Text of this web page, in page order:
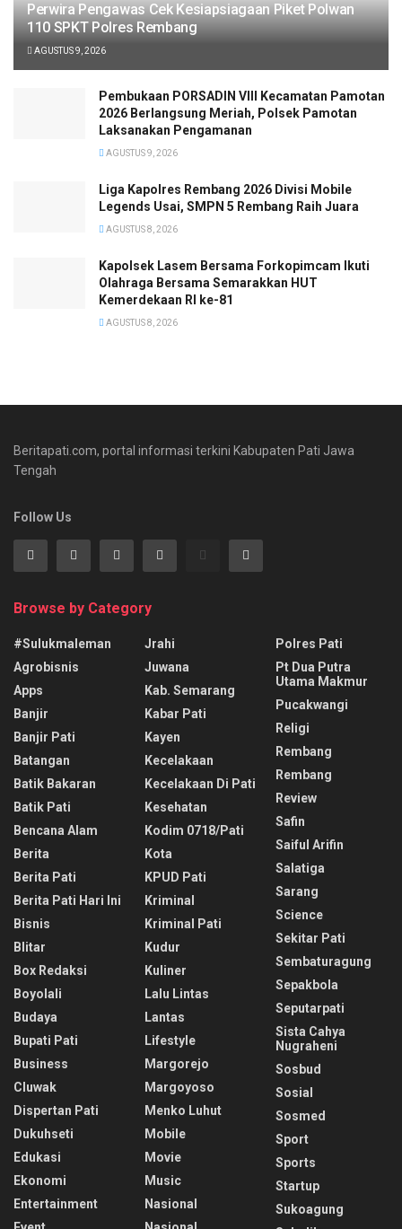
Perwira Pengawas Cek Kesiapsiagaan Piket Polwan
110 SPKT Polres Rembang
AGUSTUS 9, 2026
Pembukaan PORSADIN VIII Kecamatan Pamotan
2026 Berlangsung Meriah, Polsek Pamotan
Laksanakan Pengamanan
AGUSTUS 9, 2026
Liga Kapolres Rembang 2026 Divisi Mobile
Legends Usai, SMPN 5 Rembang Raih Juara
AGUSTUS 8, 2026
Kapolsek Lasem Bersama Forkopimcam Ikuti
Olahraga Bersama Semarakkan HUT
Kemerdekaan RI ke-81
AGUSTUS 8, 2026
Beritapati.com, portal informasi terkini Kabupaten Pati Jawa
Tengah
Follow Us
Browse by Category
#sulukmaleman
Agrobisnis
Apps
Banjir
Banjir Pati
Batangan
Batik Bakaran
Batik Pati
Bencana Alam
Berita
Berita Pati
Berita Pati Hari Ini
Bisnis
Blitar
Box Redaksi
Boyolali
Budaya
Bupati Pati
Business
Cluwak
Dispertan Pati
Dukuhseti
Edukasi
Ekonomi
Entertainment
Jrahi
Juwana
Kab. Semarang
Kabar Pati
Kayen
Kecelakaan
Kecelakaan Di Pati
Kesehatan
Kodim 0718/pati
Kota
KPUD Pati
Kriminal
Kriminal Pati
Kudur
Kuliner
Lalu Lintas
Lantas
Lifestyle
Margorejo
Margoyoso
Menko Luhut
Mobile
Movie
Music
Nasional
Polres Pati
Pt Dua Putra
Utama Makmur
Pucakwangi
Religi
Rembang
Rembang
Review
Safin
Saiful Arifin
Salatiga
Sarang
Science
Sekitar Pati
Sembaturagung
Sepakbola
Seputarpati
Sista Cahya
Nugraheni
Sosbud
Sosial
Sosmed
Sport
Sports
Startup
Sukoagung